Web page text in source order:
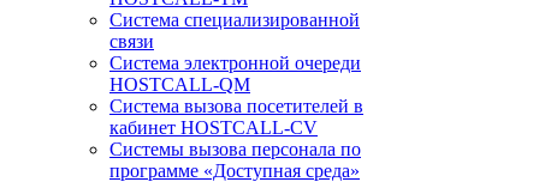
Система специализированной
связи
Система электронной очереди
HOSTCALL-QM
Cистема вызова посетителей в
кабинет HOSTCALL-CV
Системы вызова персонала по
программе «Доступная среда»